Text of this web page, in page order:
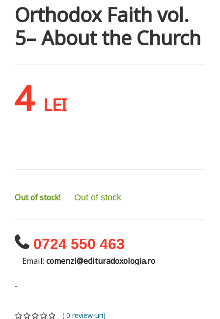
Orthodox Faith vol.
5– About the Church
4 LEI
Out of stock! Out of stock
0724 550 463
Email: comenzi@edituradoxologia.ro
-
( 0 review-uri)